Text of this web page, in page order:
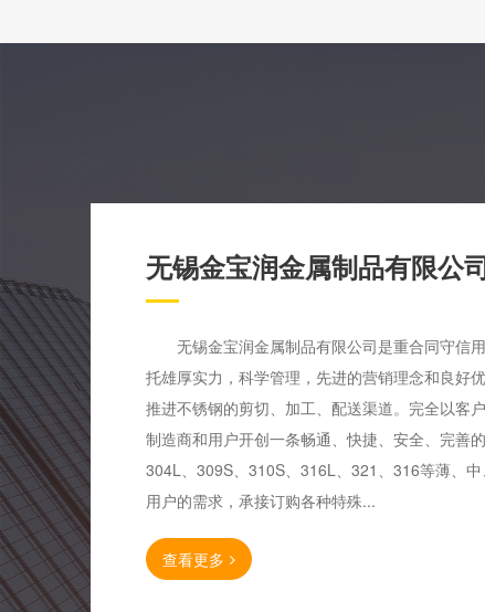
无锡金宝润金属制品有限公
无锡金宝润金属制品有限公司是重合同守信
托雄厚实力，科学管理，先进的营销理念和良好
推进不锈钢的剪切、加工、配送渠道。完全以客
制造商和用户开创一条畅通、快捷、安全、完善
304L、309S、310S、316L、321、316等薄、
用户的需求，承接订购各种特殊...
查看更多